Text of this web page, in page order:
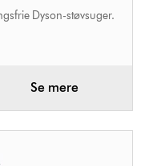
Dyson-støvsuger.
Se mere